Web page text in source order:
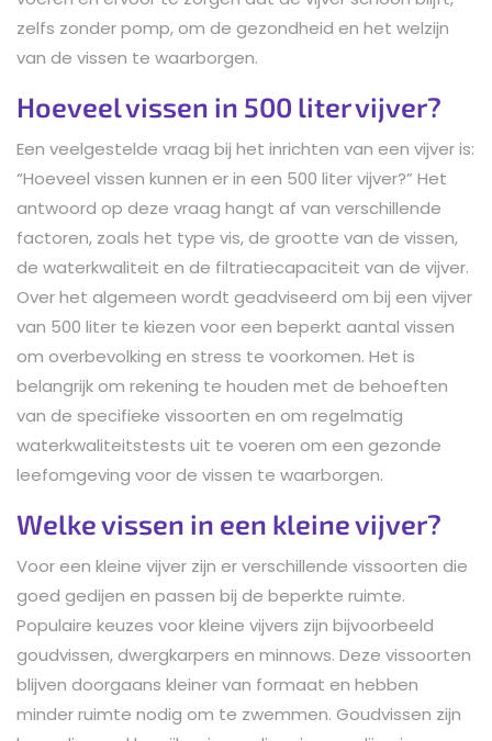
zelfs zonder pomp, om de gezondheid en het welzijn
van de vissen te waarborgen.
Hoeveel vissen in 500 liter vijver?
Een veelgestelde vraag bij het inrichten van een vijver is:
“Hoeveel vissen kunnen er in een 500 liter vijver?” Het
antwoord op deze vraag hangt af van verschillende
factoren, zoals het type vis, de grootte van de vissen,
de waterkwaliteit en de filtratiecapaciteit van de vijver.
Over het algemeen wordt geadviseerd om bij een vijver
van 500 liter te kiezen voor een beperkt aantal vissen
om overbevolking en stress te voorkomen. Het is
belangrijk om rekening te houden met de behoeften
van de specifieke vissoorten en om regelmatig
waterkwaliteitstests uit te voeren om een gezonde
leefomgeving voor de vissen te waarborgen.
Welke vissen in een kleine vijver?
Voor een kleine vijver zijn er verschillende vissoorten die
goed gedijen en passen bij de beperkte ruimte.
Populaire keuzes voor kleine vijvers zijn bijvoorbeeld
goudvissen, dwergkarpers en minnows. Deze vissoorten
blijven doorgaans kleiner van formaat en hebben
minder ruimte nodig om te zwemmen. Goudvissen zijn